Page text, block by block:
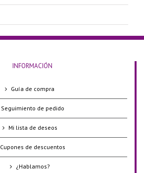
INFORMACIÓN
Guía de compra
Seguimiento de pedido
Mi lista de deseos
Cupones de descuentos
¿Hablamos?